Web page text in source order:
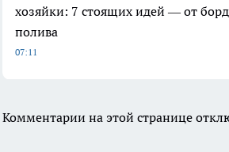
хозяйки: 7 стоящих идей — от
полива
07:11
Комментарии на этой странице